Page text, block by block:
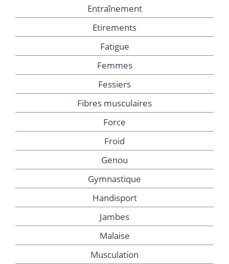
Entraînement
Etirements
Fatigue
Femmes
Fessiers
Fibres musculaires
Force
Froid
Genou
Gymnastique
Handisport
Jambes
Malaise
Musculation